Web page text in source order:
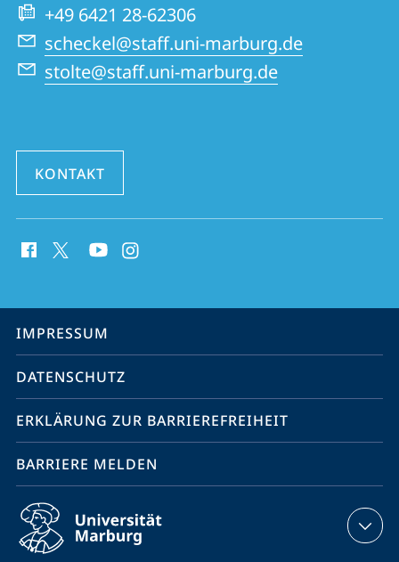
+49 6421 28-62306
scheckel@staff.uni-marburg.de
stolte@staff.uni-marburg.de
KONTAKT
Media
Service-
Navigation
IMPRESSUM
DATENSCHUTZ
ERKLÄRUNG ZUR BARRIEREFREIHEIT
BARRIERE MELDEN